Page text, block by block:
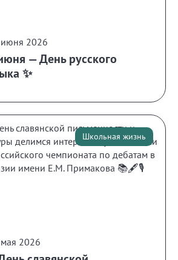
2026
— День русского
✨
Школьная жизнь
2026